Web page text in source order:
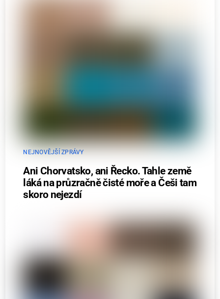
NEJNOVĚJŠÍ ZPRÁVY
Ani Chorvatsko, ani Řecko. Tahle země
láká na průzračně čisté moře a Češi tam
skoro nejezdí